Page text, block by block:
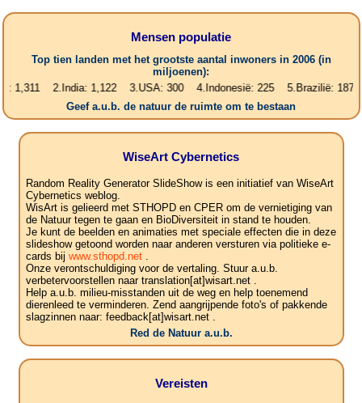
Mensen populatie
Top tien landen met het grootste aantal inwoners in 2006 (in
miljoenen):
2.India: 1,122 3.USA: 300 4.Indonesië: 225 5.Brazilië: 187
Geef a.u.b. de natuur de ruimte om te bestaan
WiseArt Cybernetics
Random Reality Generator SlideShow is een initiatief van WiseArt
Cybernetics weblog.
WisArt is gelieerd met STHOPD en CPER om de vernietiging van
de Natuur tegen te gaan en BioDiversiteit in stand te houden.
Je kunt de beelden en animaties met speciale effecten die in deze
slideshow getoond worden naar anderen versturen via politieke e-
cards bij www.sthopd.net.
Onze verontschuldiging voor de vertaling. Stuur a.u.b.
verbetervoorstellen naar translation[at]wisart.net .
Help a.u.b. milieu-misstanden uit de weg en help toenemend
dierenleed te verminderen. Zend aangrijpende foto's of pakkende
slagzinnen naar: feedback[at]wisart.net .
Red de Natuur a.u.b.
Vereisten